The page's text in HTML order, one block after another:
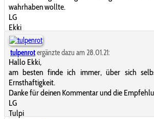
wahrhaben wollte.
LG
Ekki
tulpenrotergänzte dazu am 28.01.21:
Hallo Ekki,
am besten finde ich immer, über sich
Ernsthaftigkeit.
Danke für deinen Kommentar und die
LG
Tulpi